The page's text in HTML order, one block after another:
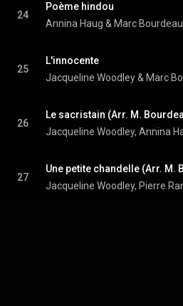
24
Poème hindou
Annina Haug & Marc Bourdeau
25
L'innocente
26
27